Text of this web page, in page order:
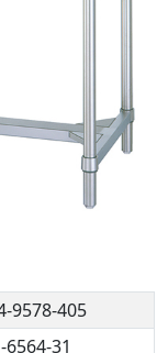
9578-405
6564-31